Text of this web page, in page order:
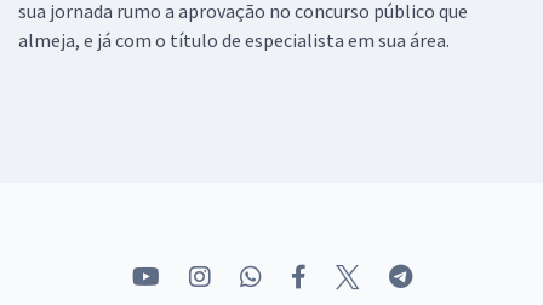
sua jornada rumo a aprovação no concurso público que
almeja, e já com o título de especialista em sua área.